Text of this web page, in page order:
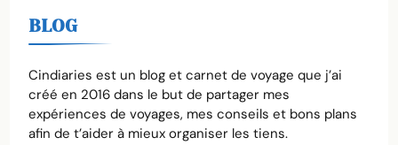
BLOG
Cindiaries est un blog et carnet de voyage que j’ai
créé en 2016 dans le but de partager mes
expériences de voyages, mes conseils et bons plans
afin de t’aider à mieux organiser les tiens.